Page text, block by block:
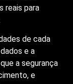
reais para
de cada
e a
a segurança
e